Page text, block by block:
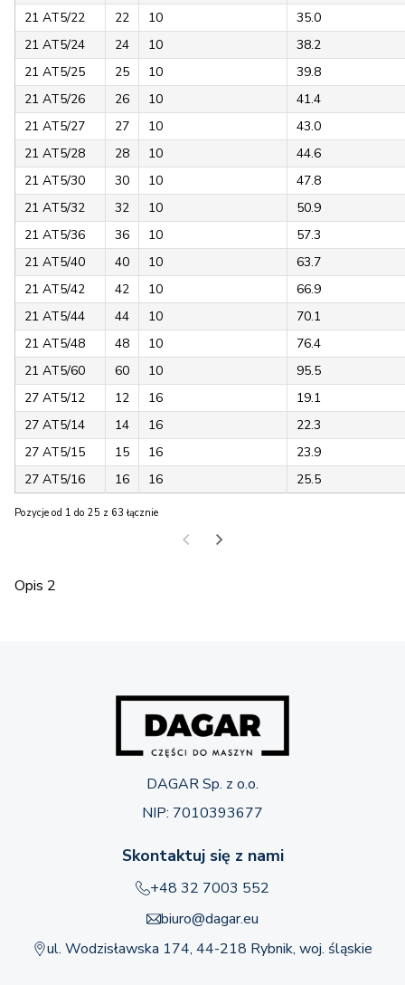
21 AT5/22
22 10
35.0
21 AT5/24
24 10
38.2
21 AT5/25
25 10
39.8
21 AT5/26
26 10
41.4
21 AT5/27
27 10
43.0
21 AT5/28
28 10
44.6
21 AT5/30
30 10
47.8
21 AT5/32
32 10
50.9
21 AT5/36
36 10
57.3
21 AT5/40
40 10
63.7
21 AT5/42
42 10
66.9
21 AT5/44
44 10
70.1
21 AT5/48
48 10
76.4
21 AT5/60
60 10
95.5
27 AT5/12
12 16
19.1
27 AT5/14
14 16
22.3
27 AT5/15
15 16
23.9
27 AT5/16
16 16 25.5
Pozycje od 1 do 25 z 63 łącznie
Opis 2
DAGAR Sp. z o.o.
NIP: 7010393677
Skontaktuj się z nami
+48 32 7003 552
biuro@dagar.eu
ul. Wodzisławska 174, 44-218 Rybnik, woj. śląskie